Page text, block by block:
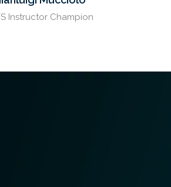
Instructor Champion